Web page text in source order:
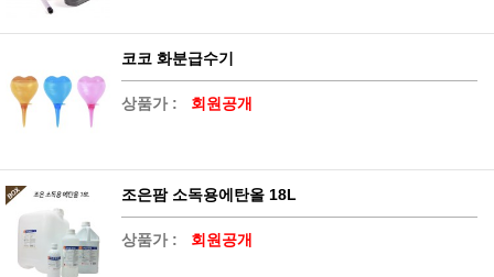
코코 화분급수기
상품가 : 회원공개
조은팜 소독용에탄올 18L
상품가 : 회원공개